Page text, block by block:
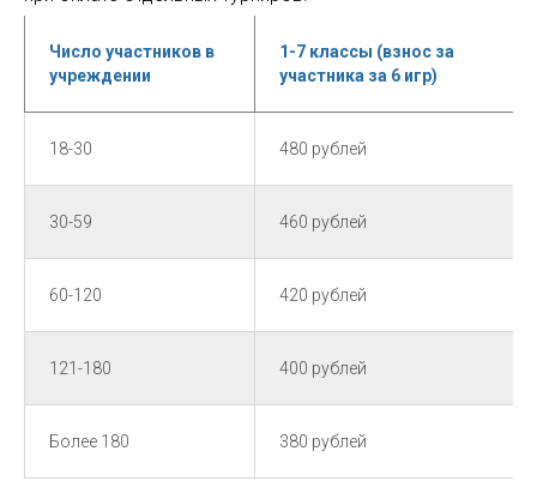
Число участников в
учреждении
1-7 классы (взнос за
участника за 6 игр)
18-30 480 рублей
30-59 460 рублей
60-120 420 рублей
121-180 400 рублей
Более 180 380 рублей